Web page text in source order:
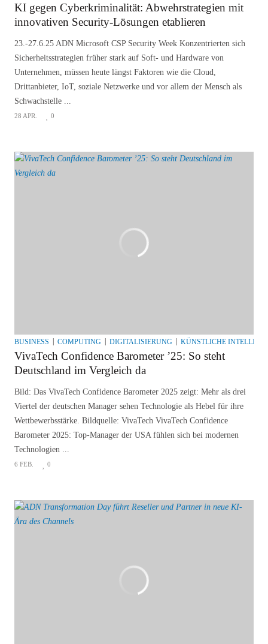
KI gegen Cyberkriminalität: Abwehrstrategien mit
innovativen Security-Lösungen etablieren
23.-27.6.25 ADN Microsoft CSP Security Week Konzentrierten sich
Sicherheitsstrategien früher stark auf Soft- und Hardware von
Unternehmen, müssen heute längst Faktoren wie die Cloud,
Drittanbieter, IoT, soziale Netzwerke und vor allem der Mensch als
Schwachstelle ...
28 APR. 0
BUSINESS COMPUTING DIGITALISIERUNG KÜNSTLICHE
VivaTech Confidence Barometer ’25: So steht
Deutschland im Vergleich da
Bild: Das VivaTech Confidence Barometer 2025 zeigt: Mehr als drei
Viertel der deutschen Manager sehen Technologie als Hebel für ihre
Wettbewerbsstärke. Bildquelle: VivaTech VivaTech Confidence
Barometer 2025: Top-Manager der USA fühlen sich bei modernen
Technologien ...
6 FEB. 0